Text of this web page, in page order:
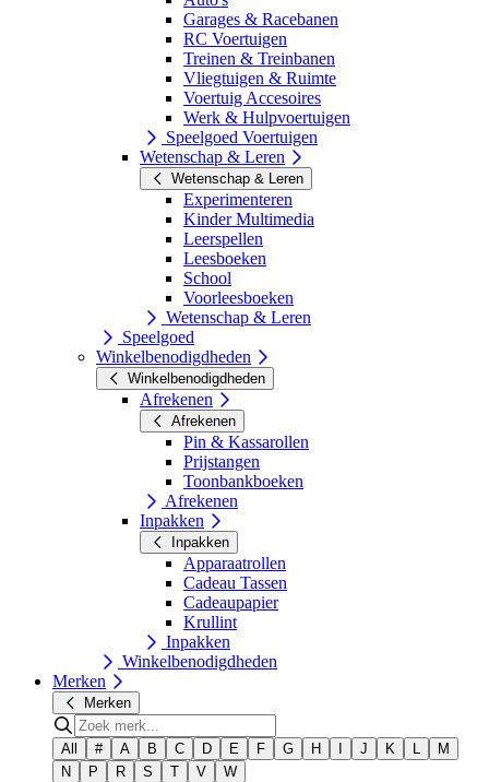
Garages & Racebanen
RC Voertuigen
Treinen & Treinbanen
Vliegtuigen & Ruimte
Voertuig Accesoires
Werk & Hulpvoertuigen
Speelgoed Voertuigen
Wetenschap & Leren
Wetenschap & Leren
Experimenteren
Kinder Multimedia
Leerspellen
Leesboeken
School
Voorleesboeken
Wetenschap & Leren
Speelgoed
Winkelbenodigdheden
Winkelbenodigdheden
Afrekenen
Afrekenen
Pin & Kassarollen
Prijstangen
Toonbankboeken
Afrekenen
Inpakken
Inpakken
Apparaatrollen
Cadeau Tassen
Cadeaupapier
Krullint
Inpakken
Winkelbenodigdheden
Merken
Merken
All # A B C D E F G H J K L
M
N
P R S T V W